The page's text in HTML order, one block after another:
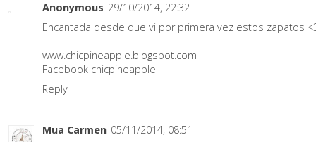
Anonymous 29/10/2014, 22:32
Encantada desde que vi por primera vez estos zapatos
www.chicpineapple.blogspot.com
Facebook chicpineapple
Reply
Mua Carmen 05/11/2014, 08:51